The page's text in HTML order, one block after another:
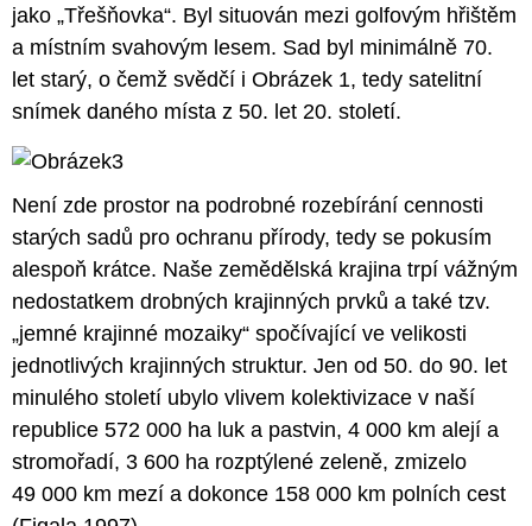
jako „Třešňovka“. Byl situován mezi golfovým hřištěm
a místním svahovým lesem. Sad byl minimálně 70.
let starý, o čemž svědčí i Obrázek 1, tedy satelitní
snímek daného místa z 50. let 20. století.
Není zde prostor na podrobné rozebírání cennosti
starých sadů pro ochranu přírody, tedy se pokusím
alespoň krátce. Naše zemědělská krajina trpí vážným
nedostatkem drobných krajinných prvků a také tzv.
„jemné krajinné mozaiky“ spočívající ve velikosti
jednotlivých krajinných struktur. Jen od 50. do 90. let
minulého století ubylo vlivem kolektivizace v naší
republice 572 000 ha luk a pastvin, 4 000 km alejí a
stromořadí, 3 600 ha rozptýlené zeleně, zmizelo
49 000 km mezí a dokonce 158 000 km polních cest